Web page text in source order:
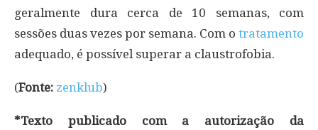
geralmente dura cerca de 10 semanas, com
sessões duas vezes por semana. Com o tratamento
adequado, é possível superar a claustrofobia.
(Fonte: zenklub)
*Texto publicado com a autorização da